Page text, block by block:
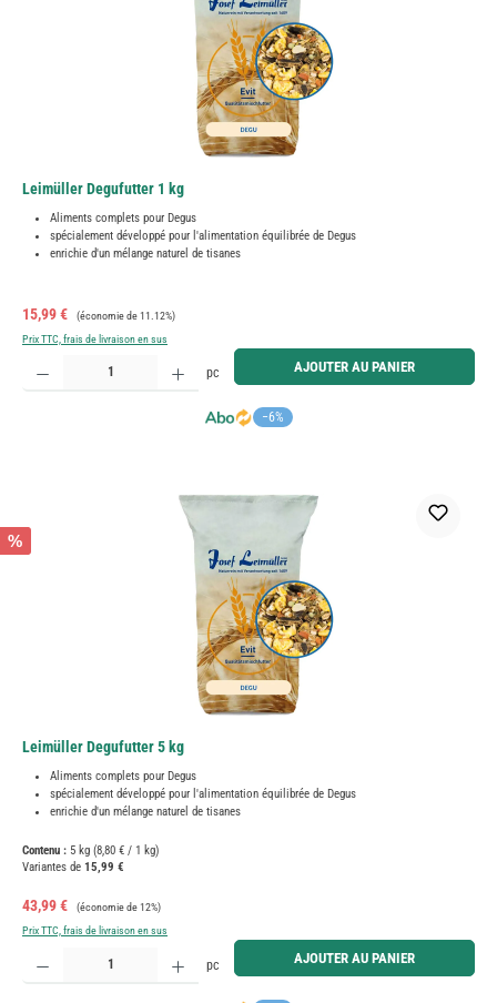
Leimüller Degufutter 1 kg
Aliments complets pour Degus
spécialement développé pour l'alimentation équilibrée de Degus
enrichie d'un mélange naturel de tisanes
Prix de vente :
15,99 € Prix régulier :
(économie de 11.12%)
Prix TTC, frais de livraison en sus
−6%
Quantité de produit : Entrez la quantité souhaitée ou utilisez les boutons pour augmenter ou
pc AJOUTER AU PANIER
%
Leimüller Degufutter 5 kg
Aliments complets pour Degus
spécialement développé pour l'alimentation équilibrée de Degus
enrichie d'un mélange naturel de tisanes
Contenu : 5 kg (8,80 € / 1 kg)
Variantes de 15,99 €
Prix de vente :
43,99 € Prix régulier :
(économie de 12%)
Prix TTC, frais de livraison en sus
Quantité de produit : Entrez la quantité souhaitée ou utilisez les boutons pour augmenter ou
pc AJOUTER AU PANIER